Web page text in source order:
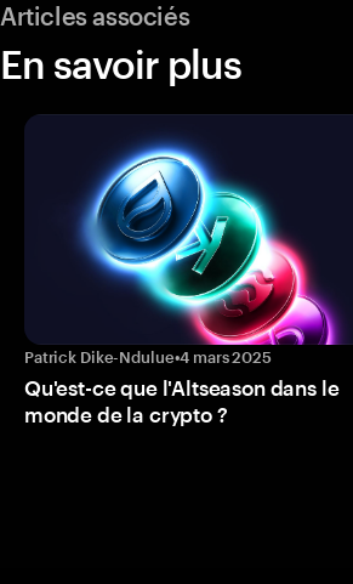
Articles associés
En savoir plus
Patrick Dike-Ndulue•4 mars 2025
Qu'est-ce que l'Altseason dans le
monde de la crypto ?